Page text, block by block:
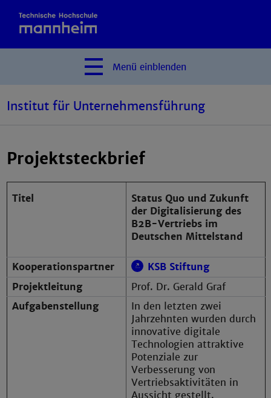
Menü einblenden
Institut für Unternehmensführung
Projektsteckbrief
Titel
Status Quo und Zukunft
der Digitalisierung des
B2B-Vertriebs im
Deutschen Mittelstand
Kooperationspartner
KSB Stiftung
Projektleitung
Prof. Dr. Gerald Graf
Aufgabenstellung
In den letzten zwei
Jahrzehnten wurden durch
innovative digitale
Technologien attraktive
Potenziale zur
Verbesserung von
Vertriebsaktivitäten in
Aussicht gestellt.